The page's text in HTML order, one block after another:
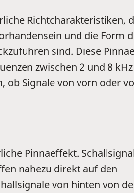
Richtcharakteristiken,
und die Form
sind. Diese
zwischen 2 und 8 kHz
ob Signale von vorn oder
Pinnaeffekt.
nahezu direkt auf den
von hinten von